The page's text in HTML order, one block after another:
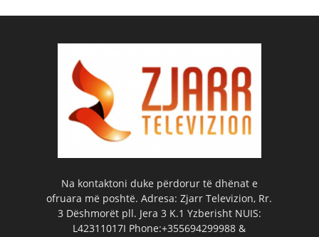
Na kontaktoni duke përdorur të dhënat e
ofruara më poshtë. Adresa: Zjarr Televizion, Rr.
3 Dëshmorët pll. Jera 3 K.1 Yzberisht NUIS:
L42311017I Phone:+355694299988 &